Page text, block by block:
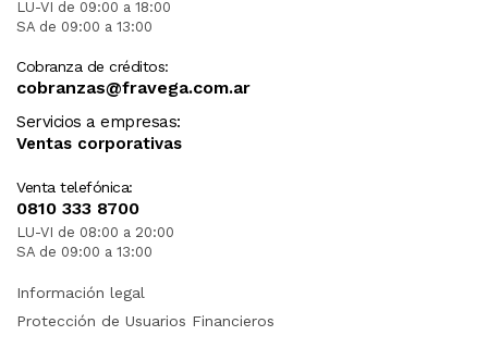
LU-VI de 09:00 a 18:00
SA de 09:00 a 13:00
Cobranza de créditos:
cobranzas@fravega.com.ar
Servicios a empresas:
Ventas corporativas
Venta telefónica:
0810 333 8700
LU-VI de 08:00 a 20:00
SA de 09:00 a 13:00
Información legal
Protección de Usuarios Financieros